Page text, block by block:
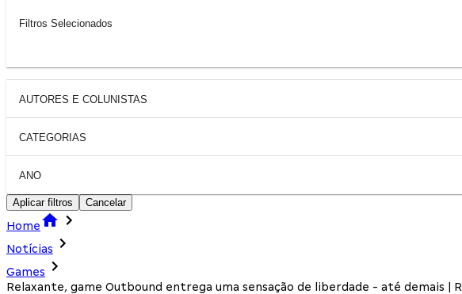
Filtros Selecionados
AUTORES E COLUNISTAS
CATEGORIAS
ANO
Aplicar filtros Cancelar
Home
Notícias
Games
Relaxante, game Outbound entrega uma sensação de liberdade - até demais |